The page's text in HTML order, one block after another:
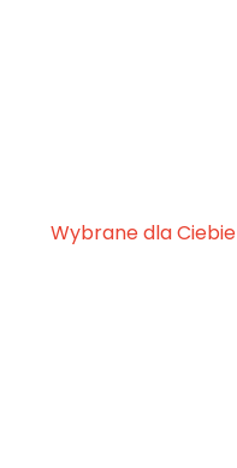
Wybrane dla Ciebie